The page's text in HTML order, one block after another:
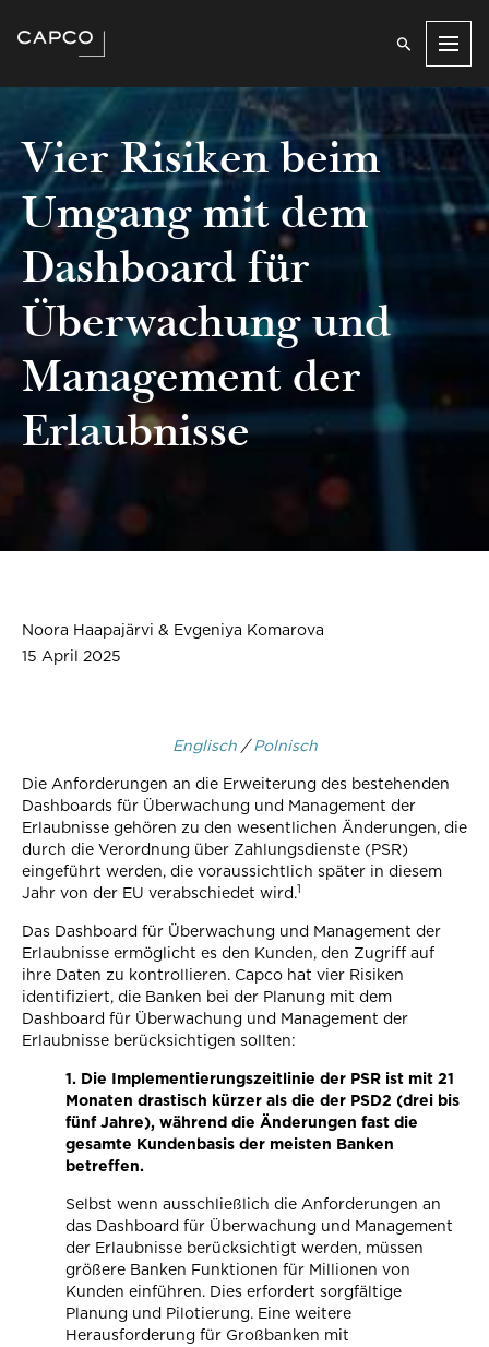
Vier Risiken beim
Umgang mit dem
Dashboard für
Überwachung und
Management der
Erlaubnisse
Noora Haapajärvi & Evgeniya Komarova
15 April 2025
Englisch /Polnisch
Die Anforderungen an die Erweiterung des bestehenden
Dashboards für Überwachung und Management der
Erlaubnisse gehören zu den wesentlichen Änderungen, die
durch die Verordnung über Zahlungsdienste (PSR)
eingeführt werden, die voraussichtlich später in diesem
Jahr von der EU verabschiedet wird.1
Das Dashboard für Überwachung und Management der
Erlaubnisse ermöglicht es den Kunden, den Zugriff auf
ihre Daten zu kontrollieren. Capco hat vier Risiken
identifiziert, die Banken bei der Planung mit dem
Dashboard für Überwachung und Management der
Erlaubnisse berücksichtigen sollten:
1. Die Implementierungszeitlinie der PSR ist mit 21
Monaten drastisch kürzer als die der PSD2 (drei bis
fünf Jahre), während die Änderungen fast die
gesamte Kundenbasis der meisten Banken
betreffen.
Selbst wenn ausschließlich die Anforderungen an
das Dashboard für Überwachung und Management
der Erlaubnisse berücksichtigt werden, müssen
größere Banken Funktionen für Millionen von
Kunden einführen. Dies erfordert sorgfältige
Planung und Pilotierung. Eine weitere
Herausforderung für Großbanken mit